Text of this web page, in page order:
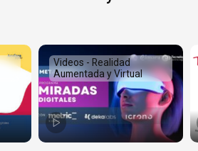
Videos - Realidad
Aumentada y Virtual